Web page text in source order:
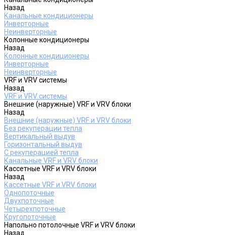
Назад
Канальные кондиционеры
Инверторные
Неинверторные
Колонные кондиционеры
Назад
Колонные кондиционеры
Инверторные
Неинверторные
VRF и VRV системы
Назад
VRF и VRV системы
Внешние (наружные) VRF и VRV блоки
Назад
Внешние (наружные) VRF и VRV блоки
Без рекуперации тепла
Вертикальный выдув
Горизонтальный выдув
С рекуперацией тепла
Канальные VRF и VRV блоки
Кассетные VRF и VRV блоки
Назад
Кассетные VRF и VRV блоки
Однопоточные
Двухпоточные
Четырехпоточные
Кругопоточные
Напольно потолочные VRF и VRV блоки
Назад